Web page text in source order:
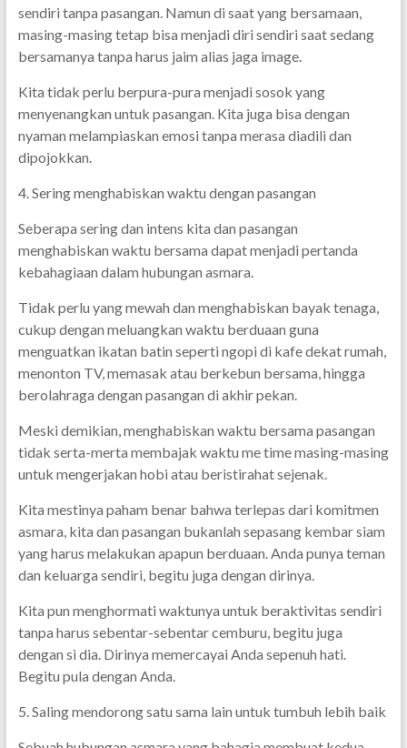
sendiri tanpa pasangan. Namun di saat yang bersamaan,
masing-masing tetap bisa menjadi diri sendiri saat sedang
bersamanya tanpa harus jaim alias jaga image.
Kita tidak perlu berpura-pura menjadi sosok yang
menyenangkan untuk pasangan. Kita juga bisa dengan
nyaman melampiaskan emosi tanpa merasa diadili dan
dipojokkan.
4. Sering menghabiskan waktu dengan pasangan
Seberapa sering dan intens kita dan pasangan
menghabiskan waktu bersama dapat menjadi pertanda
kebahagiaan dalam hubungan asmara.
Tidak perlu yang mewah dan menghabiskan bayak tenaga,
cukup dengan meluangkan waktu berduaan guna
menguatkan ikatan batin seperti ngopi di kafe dekat rumah,
menonton TV, memasak atau berkebun bersama, hingga
berolahraga dengan pasangan di akhir pekan.
Meski demikian, menghabiskan waktu bersama pasangan
tidak serta-merta membajak waktu me time masing-masing
untuk mengerjakan hobi atau beristirahat sejenak.
Kita mestinya paham benar bahwa terlepas dari komitmen
asmara, kita dan pasangan bukanlah sepasang kembar siam
yang harus melakukan apapun berduaan. Anda punya teman
dan keluarga sendiri, begitu juga dengan dirinya.
Kita pun menghormati waktunya untuk beraktivitas sendiri
tanpa harus sebentar-sebentar cemburu, begitu juga
dengan si dia. Dirinya memercayai Anda sepenuh hati.
Begitu pula dengan Anda.
5. Saling mendorong satu sama lain untuk tumbuh lebih baik